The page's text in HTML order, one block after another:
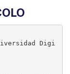
Digi